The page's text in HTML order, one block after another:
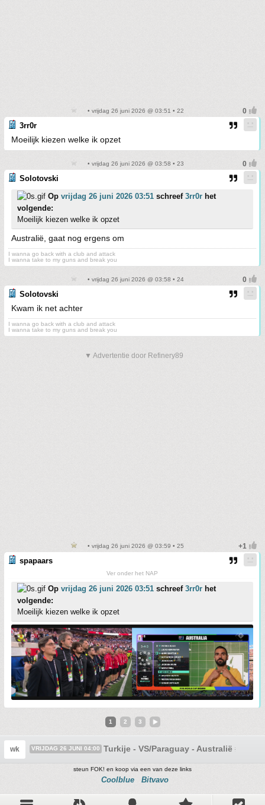
• vrijdag 26 juni 2026 @ 03:51 • 22
3rr0r
Moeilijk kiezen welke ik opzet
• vrijdag 26 juni 2026 @ 03:58 • 23
Solotovski
Op vrijdag 26 juni 2026 03:51 schreef 3rr0r het
volgende:
Moeilijk kiezen welke ik opzet
Australië, gaat nog ergens om
I wanna go back with a club and attack
I wanna take to my guns and break you
• vrijdag 26 juni 2026 @ 03:58 • 24
Solotovski
Kwam ik net achter
I wanna go back with a club and attack
I wanna take to my guns and break you
▼ Advertentie door Refinery89
• vrijdag 26 juni 2026 @ 03:59 • 25
spapaars
Ver onder het NAP
Op vrijdag 26 juni 2026 03:51 schreef 3rr0r het
volgende:
Moeilijk kiezen welke ik opzet
1 2 3
wk VRIJDAG 26 JUNI 04:00 Turkije - VS/Paraguay - Australië #1
steun FOK! en koop via een van deze links
Coolblue Bitvavo